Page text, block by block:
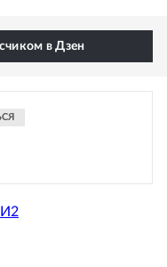
в Дзен